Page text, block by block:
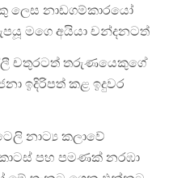
ලෙස නාඩගම්කාරයෝ
මගෙ අයියා චන්දනටත්
චතුරටත් තරුණයෙකුගේ
ඉදිරිපත් කළ ඉදුවර
නාට්‍ය කලාවේ
පහ පමණක් නරඹා